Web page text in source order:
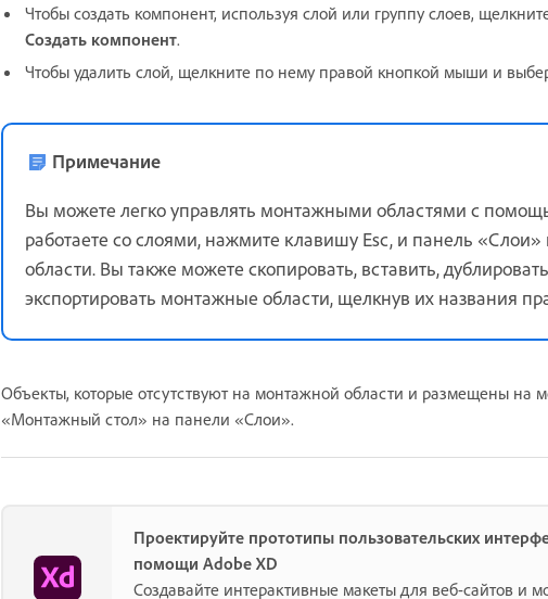
Чтобы создать компонент, используя слой или группу слоев,
Создать компонент.
Чтобы удалить слой, щелкните по нему правой кнопкой мыши и
Примечание
Вы можете легко управлять монтажными областями с
работаете со слоями, нажмите клавишу Esc, и панель
области. Вы также можете скопировать, вставить,
экспортировать монтажные области, щелкнув их названия
Объекты, которые отсутствуют на монтажной области и размещены на
«Монтажный стол» на панели «Слои».
Проектируйте прототипы пользовательских
помощи Adobe XD
Создавайте интерактивные макеты для веб-сайтов и